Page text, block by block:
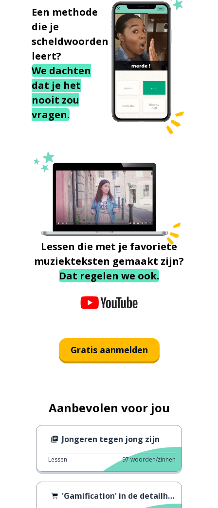
Een methode
die je
scheldwoorden
leert?
We dachten
dat je het
nooit zou
vragen.
Lessen die met je favoriete
muziekteksten gemaakt zijn?
Dat regelen we ook.
Gratis aanmelden
Aanbevolen voor jou
Jongeren tegen jong zijn
Lessen 97woorden/zinnen
'Gamification' in de detailhandel